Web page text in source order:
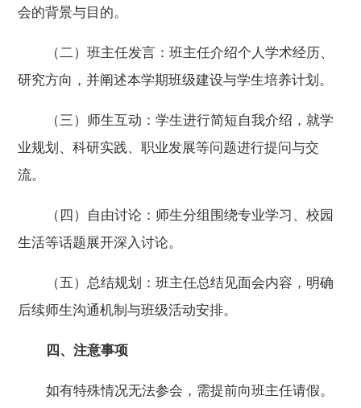
会的背景与目的。
（二）班主任发言：班主任介绍个人学术经历、
研究方向，并阐述本学期班级建设与学生培养计划。
（三）师生互动：学生进行简短自我介绍，就学
业规划、科研实践、职业发展等问题进行提问与交
流。
（四）自由讨论：师生分组围绕专业学习、校园
生活等话题展开深入讨论。
（五）总结规划：班主任总结见面会内容，明确
后续师生沟通机制与班级活动安排。
四、注意事项
如有特殊情况无法参会，需提前向班主任请假。